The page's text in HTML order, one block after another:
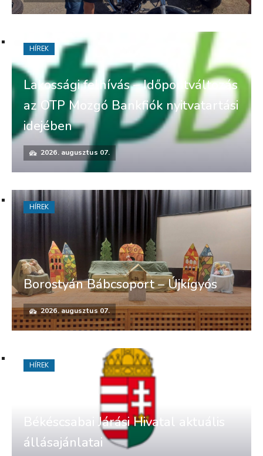
Lakossági felhívás – Időpontváltozás
az OTP Mozgó Bankfiók nyitvatartási
idejében
2026. augusztus 07.
HÍREK
Borostyán Bábcsoport – Újkígyós
2026. augusztus 07.
HÍREK
Békéscsabai Járási Hivatal aktuális
állásajánlatai
HÍREK